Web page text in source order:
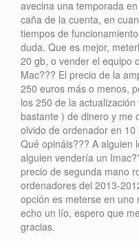
avecina una temporada
caña de la cuenta, en
tiempos de
duda. Que es mejor,
20 gb, o vender el equipo
Mac??? El precio de la
250 euros más o menos,
los 250 de la
bastante ) de dinero y me
olvido de ordenador en
Qué opináis??? A alguien
alguien vendería un
precio de segunda mano
ordenadores del 2013-
opción es meterse en uno
echo un lío, espero que
gracias.